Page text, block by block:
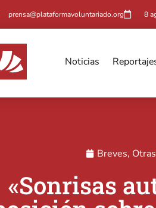
prensa@plataformavoluntariado.org 8
Noticias
Breves,
«Sonrisas